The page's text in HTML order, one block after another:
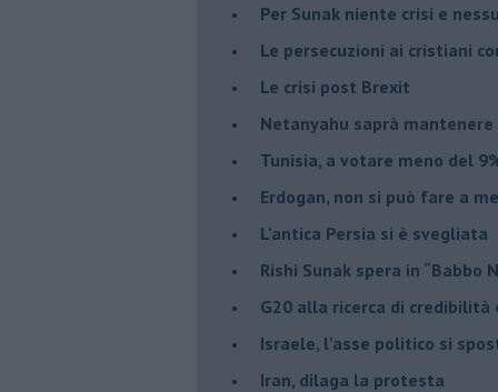
Per Sunak niente crisi e
Le persecuzioni ai cristiani
Le crisi post Brexit
Netanyahu saprà mantenere
Tunisia, a votare meno del
Erdogan, non si può fare a
L'antica Persia si è svegliata
Rishi Sunak spera in “Babbo
G20 alla ricerca di
Israele, l'asse politico si
Iran, dilaga la protesta